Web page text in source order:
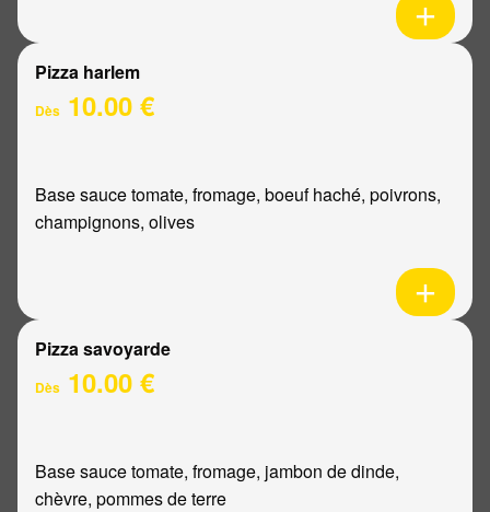
Pizza harlem
Dès 10.00 €
Base sauce tomate, fromage, boeuf haché, poivrons,
champignons, olives
Pizza savoyarde
Dès 10.00 €
Base sauce tomate, fromage, jambon de dinde,
chèvre, pommes de terre